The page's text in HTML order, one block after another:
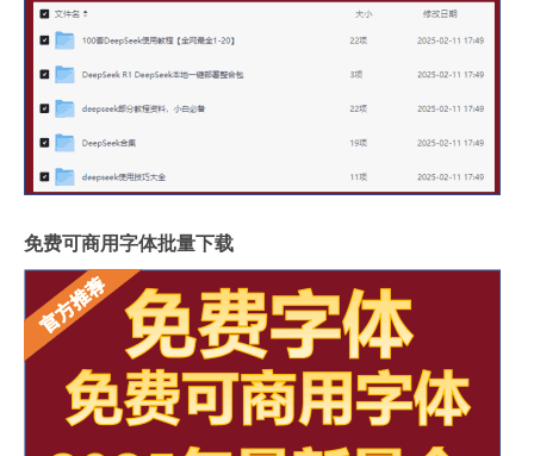
免费可商用字体批量下载